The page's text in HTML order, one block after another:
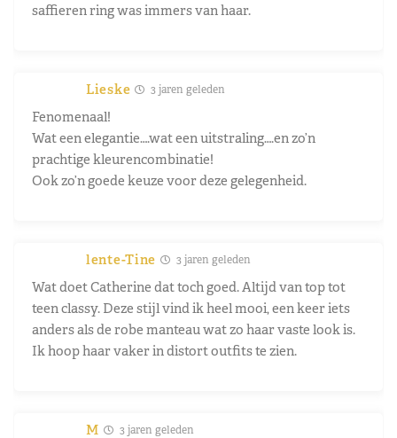
saffieren ring was immers van haar.
Lieske 3 jaren geleden
Fenomenaal!
Wat een elegantie….wat een uitstraling….en zo’n
prachtige kleurencombinatie!
Ook zo’n goede keuze voor deze gelegenheid.
lente-Tine 3 jaren geleden
Wat doet Catherine dat toch goed. Altijd van top tot
teen classy. Deze stijl vind ik heel mooi, een keer iets
anders als de robe manteau wat zo haar vaste look is.
Ik hoop haar vaker in distort outfits te zien.
M 3 jaren geleden